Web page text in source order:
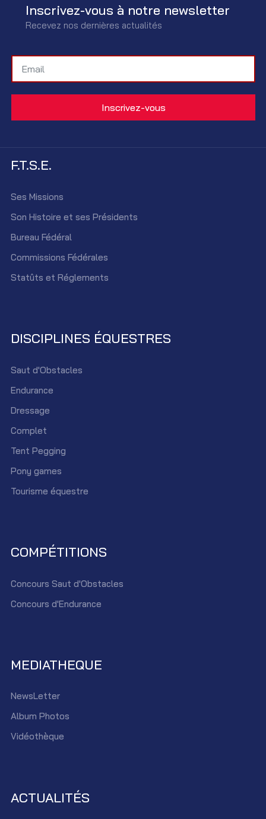
Inscrivez-vous à notre newsletter
Recevez nos dernières actualités
F.T.S.E.
Ses Missions
Son Histoire et ses Présidents
Bureau Fédéral
Commissions Fédérales
Statûts et Réglements
DISCIPLINES ÉQUESTRES
Saut d'Obstacles
Endurance
Dressage
Complet
Tent Pegging
Pony games
Tourisme équestre
COMPÉTITIONS
Concours Saut d'Obstacles
Concours d'Endurance
MEDIATHEQUE
NewsLetter
Album Photos
Vidéothèque
ACTUALITÉS